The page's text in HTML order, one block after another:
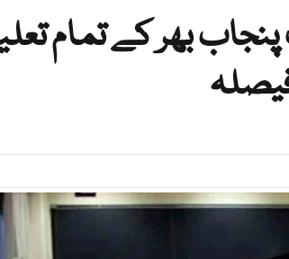
بھر کے تمام